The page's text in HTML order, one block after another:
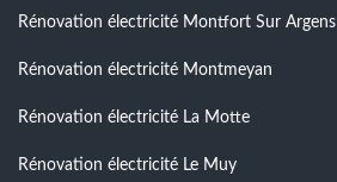
Rénovation électricité Montfort Sur Argens
Rénovation électricité Montmeyan
Rénovation électricité La Motte
Rénovation électricité Le Muy